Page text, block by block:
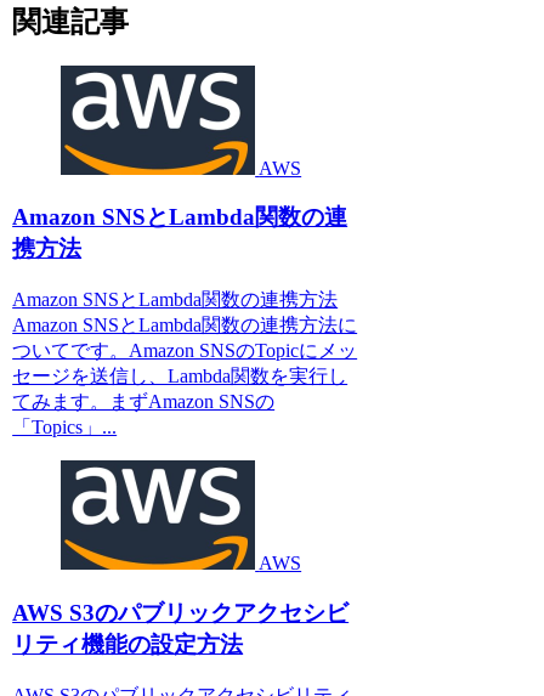
関連記事
AWS
Amazon SNSとLambda関数の連
携方法
Amazon SNSとLambda関数の連携方法
Amazon SNSとLambda関数の連携方法に
ついてです。Amazon SNSのTopicにメッ
セージを送信し、Lambda関数を実行し
てみます。まずAmazon SNSの
「Topics」...
AWS
AWS S3のパブリックアクセシビ
リティ機能の設定方法